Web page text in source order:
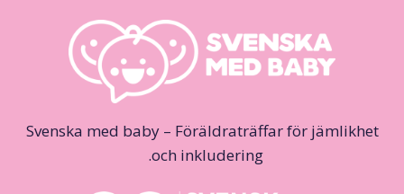
Svenska med baby – Föräldraträffar för jämlikhet
och inkludering.